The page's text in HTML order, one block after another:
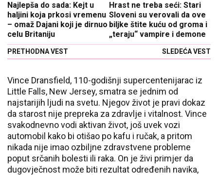
Najlepša do sada: Kejt u
haljini koja prkosi vremenu
– omaž Dajani koji je dirnuo
celu Britaniju
PRETHODNA VEST
Hrast ne treba seći: Stari
Sloveni su verovali da ove
biljke štite kuću od groma i
„teraju“ vampire i demone
SLEDEĆA VEST
Vince Dransfield, 110-godišnji supercentenijarac iz
Little Falls, New Jersey, smatra se jednim od
najstarijih ljudi na svetu. Njegov život je pravi dokaz
da starost nije prepreka za zdravlje i vitalnost. Vince
svakodnevno vodi aktivan život, još uvek vozi
automobil kako bi otišao po kafu i ručak, a pritom
nikada nije imao ozbiljne zdravstvene probleme
poput srčanih bolesti ili raka. On je živi primjer da
dugovječnost može biti rezultat određenih navika,